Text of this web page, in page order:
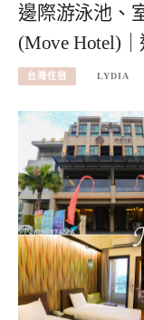
邊際游泳池、
(Move Hotel)
台灣住宿 LYDIA